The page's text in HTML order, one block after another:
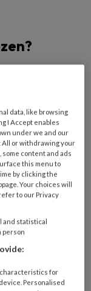
lees 2
Log dan in
data, like browsing
I Accept enables
under we and our
All or withdrawing your
content and ads
this menu to
by clicking the
Your choices will
to our Privacy
and statistical
person
for
Personalised